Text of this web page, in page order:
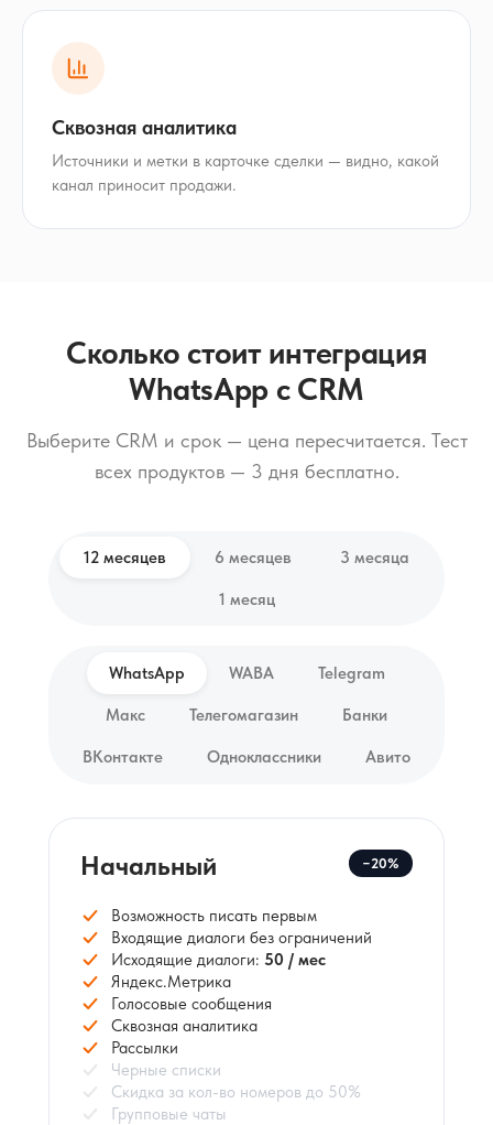
Сквозная аналитика
Источники и метки в карточке сделки — видно, какой
канал приносит продажи.
Сколько стоит интеграция
WhatsApp с CRM
Выберите CRM и срок — цена пересчитается. Тест
всех продуктов — 3 дня бесплатно.
12 месяцев 6 месяцев 3 месяца
1 месяц
WhatsApp WABA Telegram
Макс Телегомагазин Банки
ВКонтакте Одноклассники Авито
−20%
Начальный
Возможность писать первым
Входящие диалоги без ограничений
Исходящие диалоги: 50 / мес
Яндекс.Метрика
Голосовые сообщения
Сквозная аналитика
Рассылки
Черные списки
Скидка за кол-во номеров до 50%
Групповые чаты